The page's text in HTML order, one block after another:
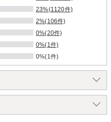
23%(1120件)
2%(106件)
0%(20件)
0%(1件)
0%(1件)